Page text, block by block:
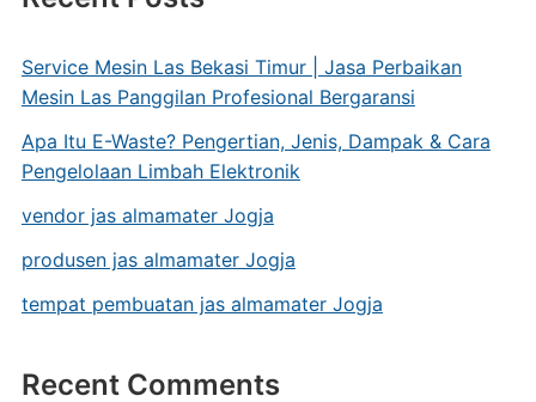
Service Mesin Las Bekasi Timur | Jasa Perbaikan
Mesin Las Panggilan Profesional Bergaransi
Apa Itu E-Waste? Pengertian, Jenis, Dampak & Cara
Pengelolaan Limbah Elektronik
vendor jas almamater Jogja
produsen jas almamater Jogja
tempat pembuatan jas almamater Jogja
Recent Comments